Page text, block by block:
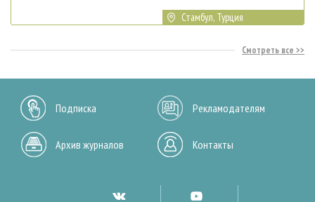
Стамбул, Турция
Смотреть все
Подписка Рекламодателям
Архив журналов Контакты